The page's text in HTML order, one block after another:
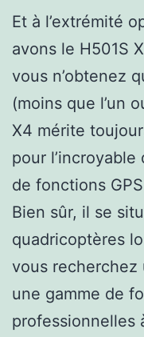
Et à l’extrémité
avons le H501S
vous n’obtenez
(moins que l’un
X4 mérite
pour
de fonctions
Bien sûr, il se
quadricoptères
vous recherchez
une gamme de
professionnelles